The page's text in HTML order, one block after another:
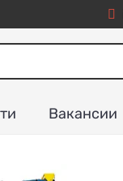
Вакансии